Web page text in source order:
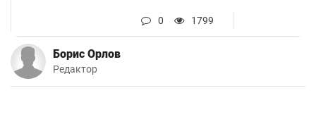
0 1799
Борис Орлов
Редактор